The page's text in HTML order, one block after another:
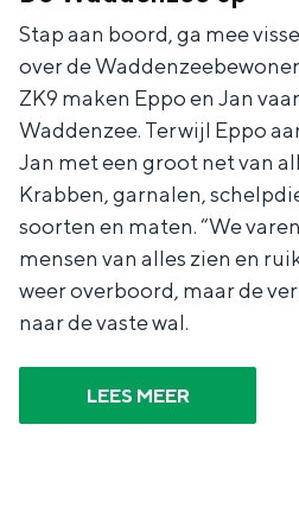
Stap aan boord, ga mee
over de
ZK9 maken Eppo en Jan
Waddenzee. Terwijl Eppo
Jan met een groot net van
Krabben, garnalen,
soorten en maten. “We
mensen van alles zien en
weer overboord, maar de
naar de vaste wal.
LEES MEER